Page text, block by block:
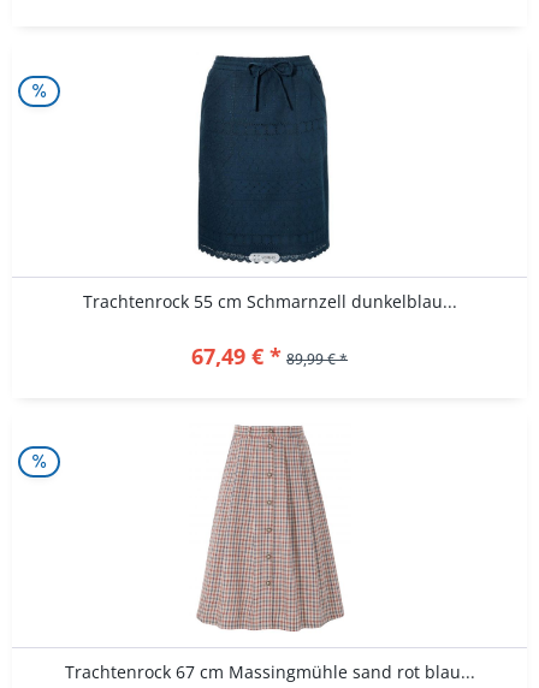
Trachtenrock 55 cm Schmarnzell dunkelblau...
67,49 € * 89,99 € *
Trachtenrock 67 cm Massingmühle sand rot blau...